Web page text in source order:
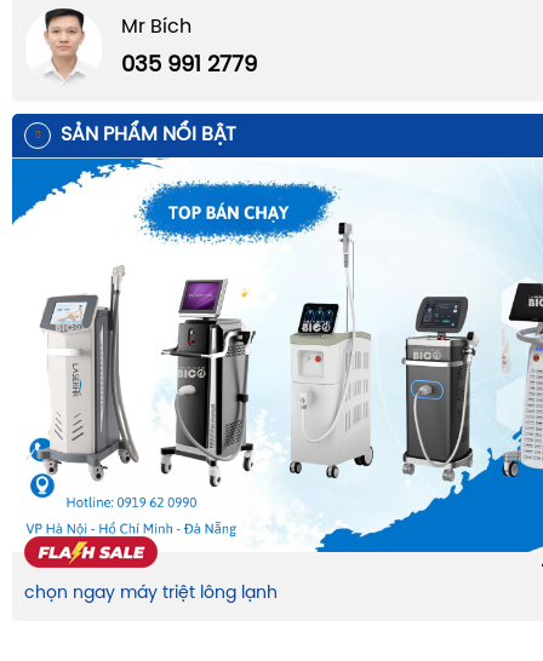
Mr Bích
035 991 2779
SẢN PHẨM NỔI BẬT
chọn ngay máy triệt lông lạnh